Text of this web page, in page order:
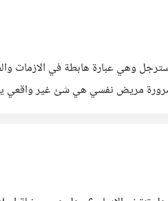
وهي عبارة هابطة في الازمات
مريض نفسي هي شئ غير